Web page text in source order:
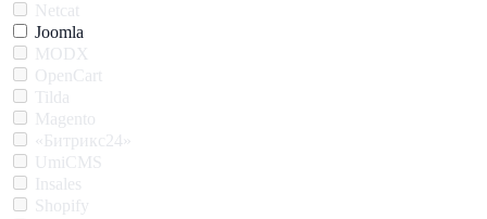
Netcat
Joomla
MODX
OpenCart
Tilda
Magento
«Битрикс24»
UmiCMS
Insales
Shopify